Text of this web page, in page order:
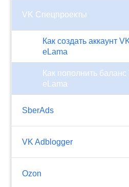
VK Спецпроекты
Как создать аккаунт
eLama
Как пополнить
eLama
SberAds
VK Adblogger
Ozon